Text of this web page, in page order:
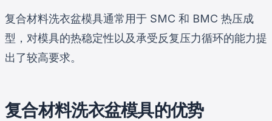
复合材料洗衣盆模具通常用于 SMC 和 BMC 热压成
型，对模具的热稳定性以及承受反复压力循环的能力提
出了较高要求。
复合材料洗衣盆模具的优势